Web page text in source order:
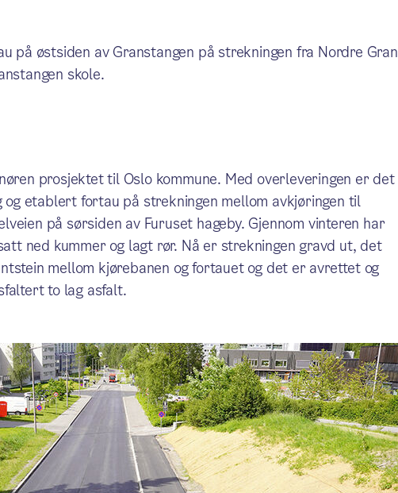
østsiden av Granstangen på strekningen fra Nordre Gran
skole.
prosjektet til Oslo kommune. Med overleveringen er det
etablert fortau på strekningen mellom avkjøringen til
på sørsiden av Furuset hageby. Gjennom vinteren har
ned kummer og lagt rør. Nå er strekningen gravd ut, det
mellom kjørebanen og fortauet og det er avrettet og
to lag asfalt.